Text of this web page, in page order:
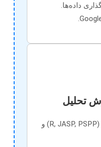
داده‌ها.
استفاده از ابزارهای رایگان (R, JASP, PSPP) و